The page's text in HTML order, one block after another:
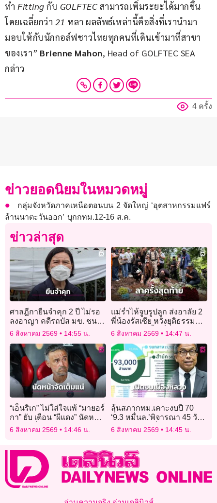
ทำ Fitting กับ GOLFTEC สามารถเพิ่มระยะได้มากขึ้น
โดยเฉลี่ยกว่า 21 หลา ผลลัพธ์เหล่านี้คือสิ่งที่เรานำมา
มอบให้กับนักกอล์ฟชาวไทยทุกคนที่เดินเข้ามาที่สาขา
ของเรา” Brienne Mahon, Head of GOLFTEC SEA
กล่าว
4 ครั้ง
ข่าวยอดนิยมในหมวดหมู่
กลุ่มจังหวัดภาคเหนือตอนบน 2 จัดใหญ่ ‘อุตสาหกรรมแฟร์
ล้านนาตะวันออก’ บุกกทม.12-16 ส.ค.
ข่าวล่าสุด
ศาลฎีกายืนจำคุก 2 ปี ไม่รอ
ลงอาญา คดีรถบัส มข. ชน
“น้องอาย” เสียชีวิต แม่หวัง
6 สิงหาคม 2569 14:55 น.
แม่ร่ำไห้จูบรูปลูก ส่งอาลัย 2
พี่น้องรัสเซีย หวังยุติธรรม
จัดการโทษขั้นเด็ดขาด
6 สิงหาคม 2569 14:47 น.
“เอ็นริเก” ไม่ใส่ใจแพ้ “มายอร์
กา” ยับ เตือน “ผีแดง” นัดหน้า
เจอจัดเต็มแน่
6 สิงหาคม 2569 14:46 น.
ลุ้นสภากทม.เคาะงบปี 70
‘9.3 หมื่นล.’พิจารณา 45 วัน
ชวนส่องขอเพิ่ม-ลด
6 สิงหาคม 2569 14:45 น.